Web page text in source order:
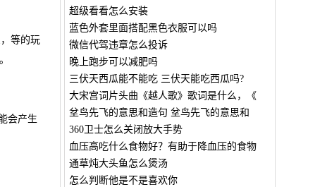
等的玩
会产生
超级看看怎么安装
蓝色外套里面搭配黑色衣服可以吗
微信代驾违章怎么投诉
晚上跑步可以减肥吗
三伏天西瓜能不能吃 三伏天能吃西瓜吗?
大宋宫词片头曲《越人歌》歌词是什么，《
坌鸟先飞的意思和造句 坌鸟先飞的意思和
360卫士怎么关闭放大手势
血压高吃什么食物好？有助于降血压的食物
通草炖大头鱼怎么煲汤
怎么判断他是不是喜欢你